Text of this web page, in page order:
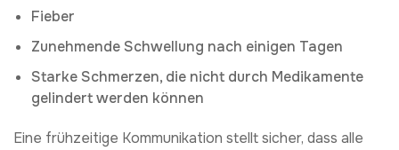
Fieber
Zunehmende Schwellung nach einigen Tagen
Starke Schmerzen, die nicht durch Medikamente
gelindert werden können
Eine frühzeitige Kommunikation stellt sicher, dass alle